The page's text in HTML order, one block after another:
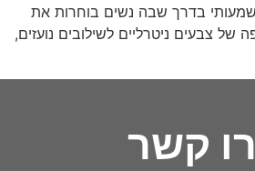
בדרך שבה נשים בוחרות את
צבעים ניטרליים לשילובים נועזים,
קשר